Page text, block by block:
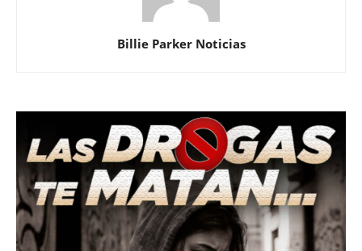
Billie Parker Noticias